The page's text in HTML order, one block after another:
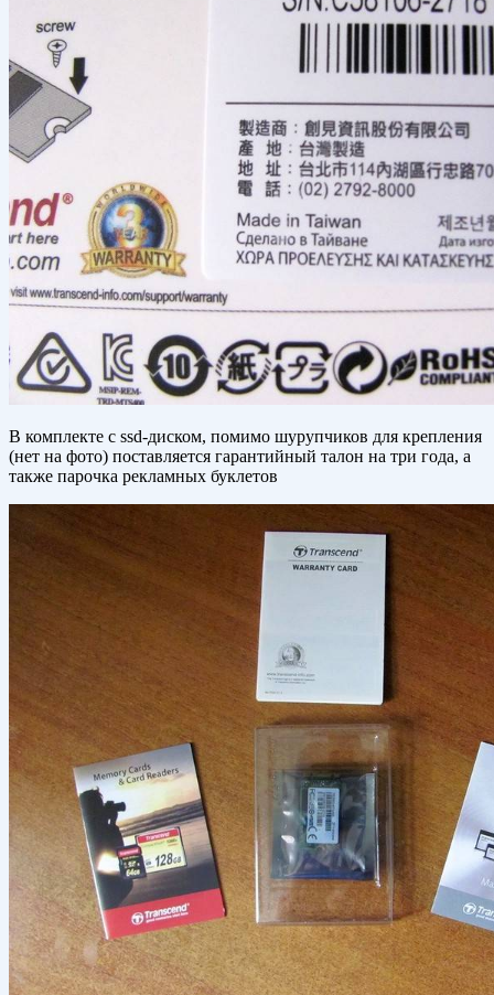
В комплекте с ssd-диском, помимо шурупчиков для крепления
(нет на фото) поставляется гарантийный талон на три года, а
также парочка рекламных буклетов